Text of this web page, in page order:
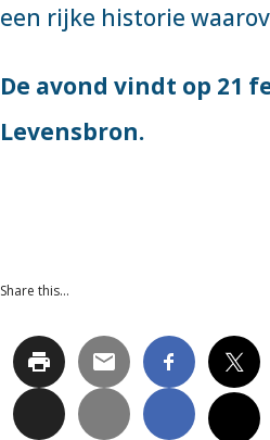
een rijke historie
De avond vindt op 21
Levensbron.
Share this…